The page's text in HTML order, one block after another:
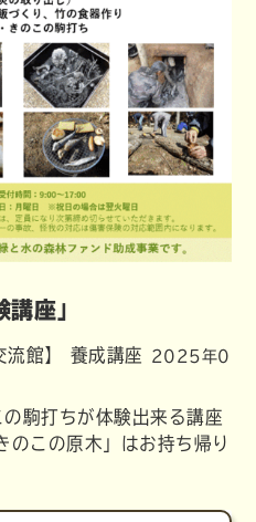
講座」
館】 養成講座
2025年0
駒打ちが体験出来る講座
のこの原木」はお持ち帰り